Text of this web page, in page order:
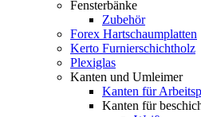
Fensterbänke
Zubehör
Forex Hartschaumplatten
Kerto Furnierschichtholz
Plexiglas
Kanten und Umleimer
Kanten für
Kanten für